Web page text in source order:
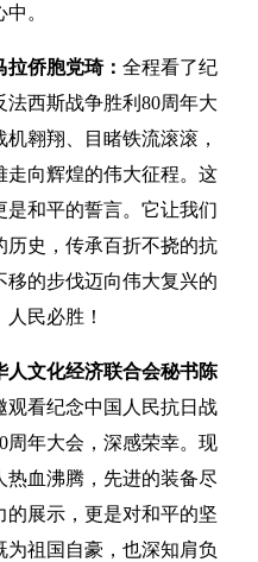
。
侨胞党琦： 全程看了纪
西斯战争胜利80周年大
翱翔、目睹铁流滚滚，
走向辉煌的伟大征程。这
和平的誓言。它让我们
历史，传承百折不挠的抗
的步伐迈向伟大复兴的
民必胜！
人文化经济联合会秘书陈
观看纪念中国人民抗日战
周年大会，深感荣幸。现
血沸腾，先进的装备尽
的展示，更是对和平的坚
祖国自豪，也深知肩负